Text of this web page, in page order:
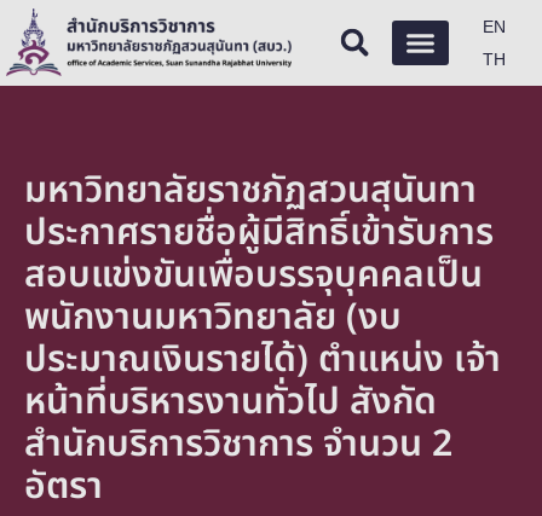
EN
TH
มหาวิทยาลัยราชภัฏสวนสุนันทา
ประกาศรายชื่อผู้มีสิทธิ์เข้ารับการ
สอบแข่งขันเพื่อบรรจุบุคคลเป็น
พนักงานมหาวิทยาลัย (งบ
ประมาณเงินรายได้) ตำแหน่ง เจ้า
หน้าที่บริหารงานทั่วไป สังกัด
สำนักบริการวิชาการ จำนวน 2
อัตรา